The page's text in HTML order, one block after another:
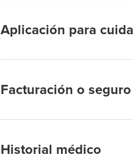
Aplicación para
Facturación o seguro
Historial médico